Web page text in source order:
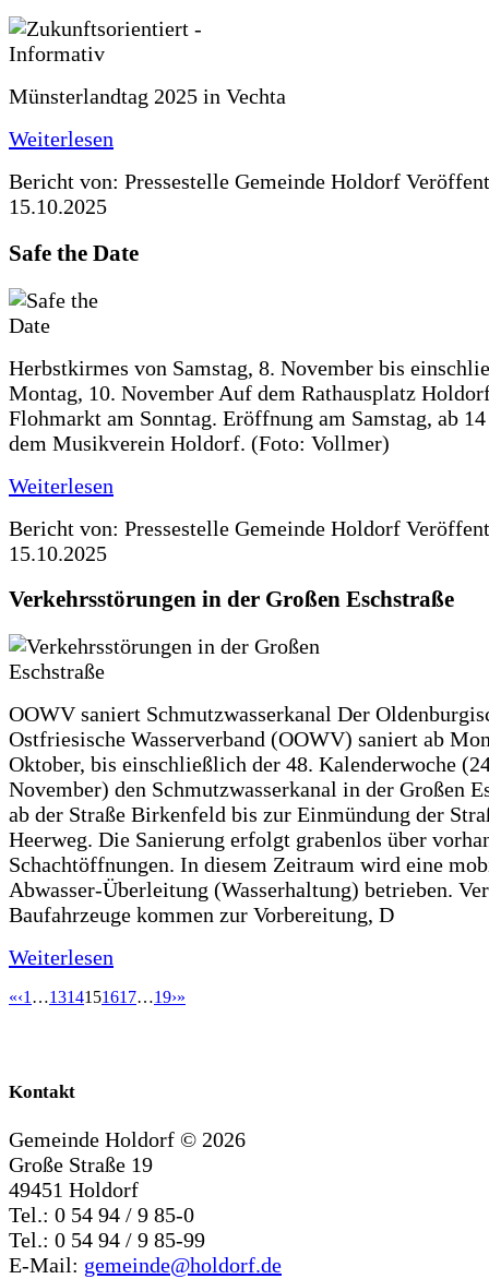
Münsterlandtag 2025 in Vechta
Weiterlesen
Bericht von: Pressestelle Gemeinde Holdorf
15.10.2025
Safe the Date
Herbstkirmes von Samstag, 8. November bis
Montag, 10. November Auf dem Rathausplatz
Flohmarkt am Sonntag. Eröffnung am Samstag, ab
dem Musikverein Holdorf. (Foto: Vollmer)
Weiterlesen
Bericht von: Pressestelle Gemeinde Holdorf
15.10.2025
Verkehrsstörungen in der Großen Eschstraße
OOWV saniert Schmutzwasserkanal Der
Ostfriesische Wasserverband (OOWV) saniert ab
Oktober, bis einschließlich der 48. Kalenderwoche
November) den Schmutzwasserkanal in der Großen
ab der Straße Birkenfeld bis zur Einmündung der
Heerweg. Die Sanierung erfolgt grabenlos über
Schachtöffnungen. In diesem Zeitraum wird eine
Abwasser-Überleitung (Wasserhaltung) betrieben.
Baufahrzeuge kommen zur Vorbereitung, D
Weiterlesen
«‹1 …1314151617…19›»
Kontakt
Gemeinde Holdorf © 2026
Große Straße 19
49451 Holdorf
Tel.: 0 54 94 / 9 85-0
Tel.: 0 54 94 / 9 85-99
E-Mail: gemeinde@holdorf.de